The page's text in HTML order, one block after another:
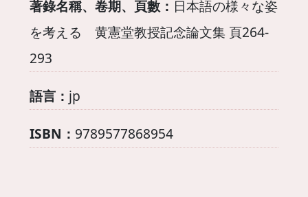
著錄名稱、卷期、頁數： 日本語の様々な姿
を考える 黄憲堂教授記念論文集 頁264-
293
語言： jp
ISBN： 9789577868954